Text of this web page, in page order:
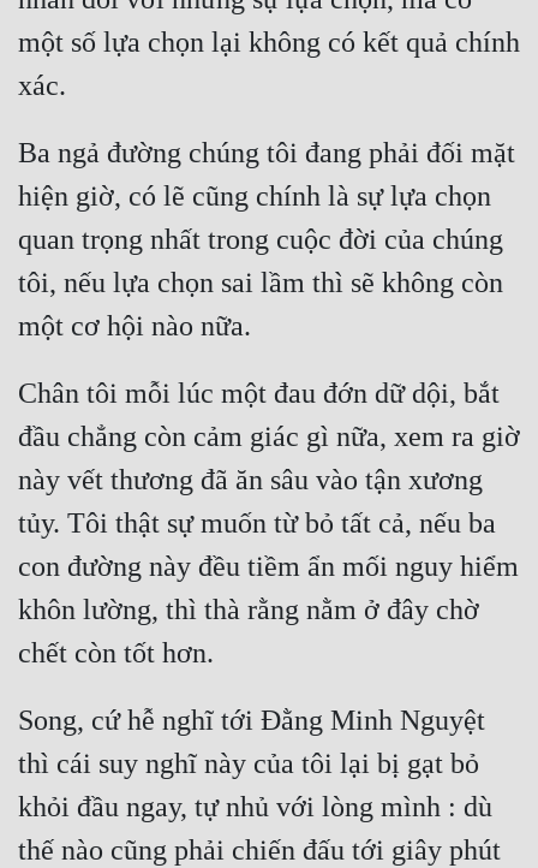
Hệ Thống
Học Đường
Khoa Huyễn Không Gian
Kinh Dị
Kiếm Hiệp
Kỳ Huyễn
Linh Dị
Làm Giàu
Lịch Sử
Mưu Mô
Ngược
một số lựa chọn lại không có kết quả chính
Ba ngả đường chúng tôi đang phải đối mặt
hiện giờ, có lẽ cũng chính là sự lựa chọn
quan trọng nhất trong cuộc đời của chúng
tôi, nếu lựa chọn sai lầm thì sẽ không còn
Chân tôi mỗi lúc một đau đớn dữ dội, bắt
đầu chẳng còn cảm giác gì nữa, xem ra giờ
này vết thương đã ăn sâu vào tận xương
tủy. Tôi thật sự muốn từ bỏ tất cả, nếu ba
con đường này đều tiềm ẩn mối nguy hiểm
khôn lường, thì thà rằng nằm ở đây chờ
Song, cứ hễ nghĩ tới Đằng Minh Nguyệt
thì cái suy nghĩ này của tôi lại bị gạt bỏ
khỏi đầu ngay, tự nhủ với lòng mình : dù
thế nào cũng phải chiến đấu tới giây phút